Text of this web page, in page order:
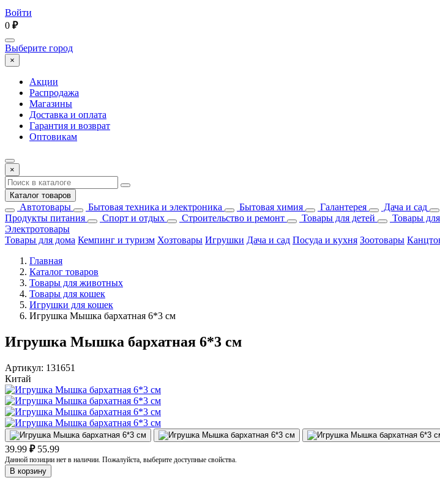
Войти
0 ₽
Выберите город
×
Акции
Распродажа
Магазины
Доставка и оплата
Гарантия и возврат
Оптовикам
×
Каталог товаров
Автотовары Бытовая техника и электроника Бытовая химия Галантерея Дача и сад
Продукты питания
Спорт и отдых Строительство и ремонт Товары для детей Товары
Электротовары
Товары для дома Кемпинг и туризм Хозтовары Игрушки Дача и сад Посуда и кухня Зоотовары
Главная
Каталог товаров
Товары для животных
Товары для кошек
Игрушки для кошек
Игрушка Мышка бархатная 6*3 см
Игрушка Мышка бархатная 6*3 см
Артикул: 131651
Китай
39.99 ₽ 55.99
Данной позиции нет в наличии. Пожалуйста, выберите доступные свойства.
В корзину